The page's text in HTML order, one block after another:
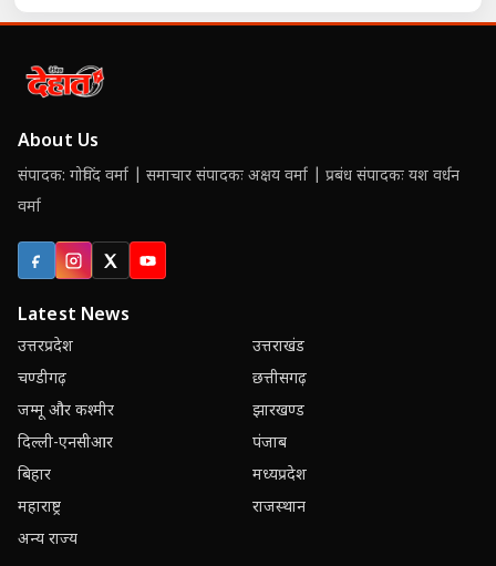
About Us
संपादक: गोविंद वर्मा | समाचार संपादकः अक्षय वर्मा | प्रबंध संपादकः यश वर्धन
वर्मा
FacebookInstagram
X (Twitter)
YouTube
Latest News
उत्तरप्रदेश
उत्तराखंड
चण्डीगढ़
छत्तीसगढ़
जम्मू और कश्मीर
झारखण्ड
दिल्ली-एनसीआर
पंजाब
बिहार
मध्यप्रदेश
महाराष्ट्र
राजस्थान
अन्य राज्य